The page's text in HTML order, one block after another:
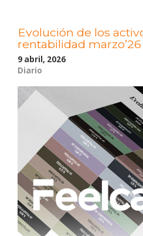
Evolución de los
rentabilidad marzo’26
9 abril, 2026
Diario